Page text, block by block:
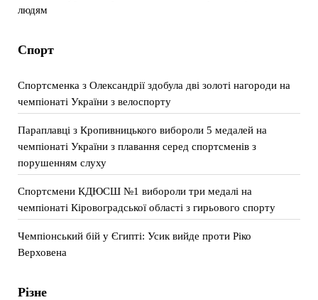
людям
Спорт
Спортсменка з Олександрії здобула дві золоті нагороди на
чемпіонаті України з велоспорту
Параплавці з Кропивницького вибороли 5 медалей на
чемпіонаті України з плавання серед спортсменів з
порушенням слуху
Спортсмени КДЮСШ №1 вибороли три медалі на
чемпіонаті Кіровоградської області з гирьового спорту
Чемпіонський бій у Єгипті: Усик вийде проти Ріко
Верховена
Різне